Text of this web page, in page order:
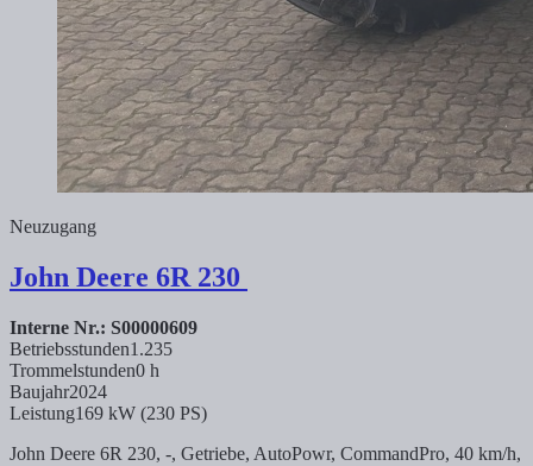
Neuzugang
John Deere 6R 230
Interne Nr.: S00000609
Betriebsstunden1.235
Trommelstunden0 h
Baujahr2024
Leistung169 kW (230 PS)
John Deere 6R 230, -, Getriebe, AutoPowr, CommandPro, 40 km/h,